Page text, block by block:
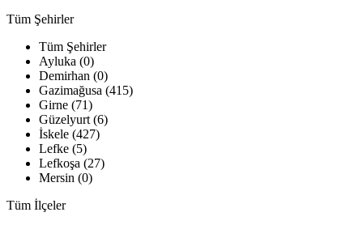
Tüm Şehirler
Tüm Şehirler
Ayluka (0)
Demirhan (0)
Gazimağusa (415)
Girne (71)
Güzelyurt (6)
İskele (427)
Lefke (5)
Lefkoşa (27)
Mersin (0)
Tüm İlçeler